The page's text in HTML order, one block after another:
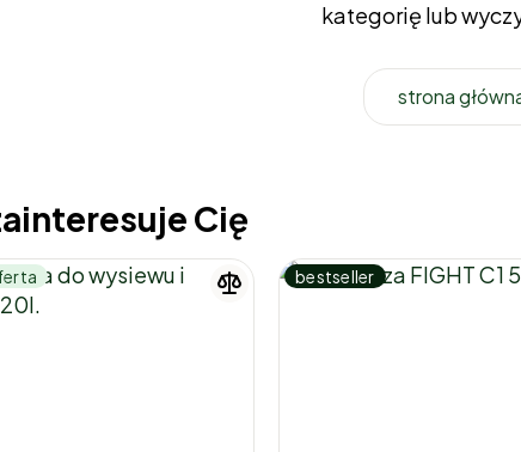
kategorię lub
strona
Cię
bestseller